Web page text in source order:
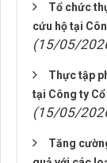
Tổ chức
cứu hộ tại
(15/05/
Thực tập
tại Công ty Cổ
(15/05/
Tăng